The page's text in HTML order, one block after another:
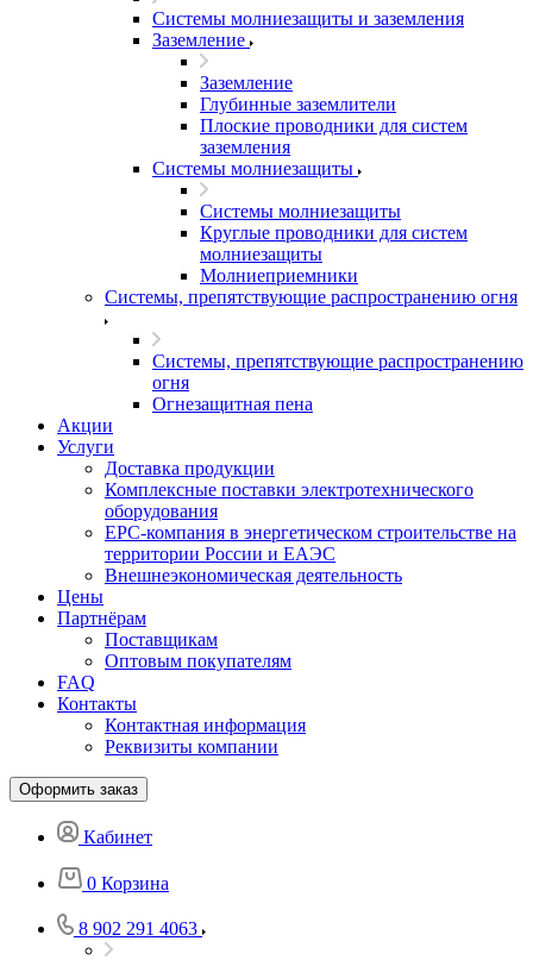
Системы молниезащиты и заземления
Заземление
Заземление
Глубинные заземлители
Плоские проводники для систем
заземления
Системы молниезащиты
Системы молниезащиты
Круглые проводники для систем
молниезащиты
Молниеприемники
Системы, препятствующие распространению огня
Системы, препятствующие распространению
огня
Огнезащитная пена
Акции
Услуги
Доставка продукции
Комплексные поставки электротехнического
оборудования
EPC-компания в энергетическом строительстве на
территории России и ЕАЭС
Внешнеэкономическая деятельность
Цены
Партнёрам
Поставщикам
Оптовым покупателям
FAQ
Контакты
Контактная информация
Реквизиты компании
Оформить заказ
Кабинет
0 Корзина
8 902 291 4063